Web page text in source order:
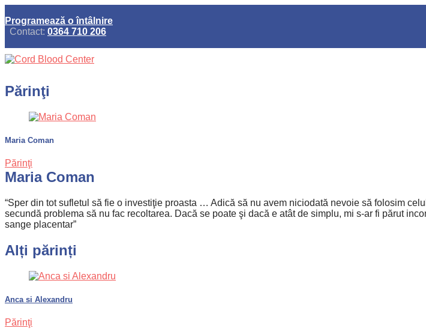
Programează o întâlnire
Contact: 0364 710 206
Părinţi
Maria Coman
Părinţi
Maria Coman
“Sper din tot sufletul să fie o investiţie proasta … Adică să nu avem niciodată nevoie să folosim
secundă problema să nu fac recoltarea. Dacă se poate şi dacă e atât de simplu, mi s-ar fi părut
sange placentar”
Alți părinți
Anca si Alexandru
Părinţi